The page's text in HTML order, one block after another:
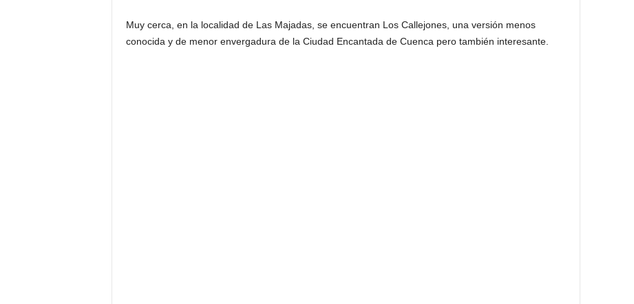
Muy cerca, en la localidad de Las Majadas, se encuentran Los Callejones, una versión menos
conocida y de menor envergadura de la Ciudad Encantada de Cuenca pero también interesante.